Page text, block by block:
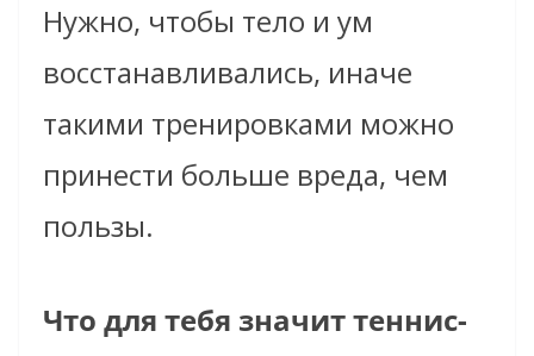
Нужно, чтобы тело и ум
восстанавливались, иначе
такими тренировками можно
принести больше вреда, чем
пользы.
Что для тебя значит теннис-